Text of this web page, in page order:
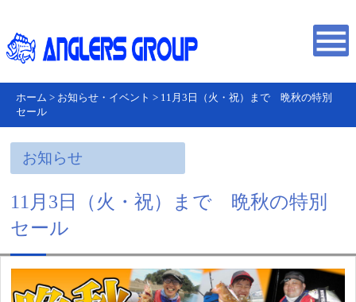
ホーム > お知らせ・イベント > 11月3日（火・祝）まで 晩秋の特別
セール
お知らせ
11月3日（火・祝）まで 晩秋の特別
セール